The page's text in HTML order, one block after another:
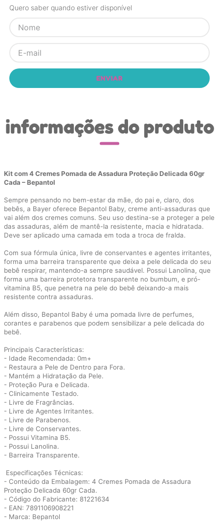
Quero saber quando estiver disponível
ENVIAR
informações do produto
Kit com 4 Cremes Pomada de Assadura Proteção Delicada 60gr
Cada – Bepantol
Sempre pensando no bem-estar da mãe, do pai e, claro, dos
bebês, a Bayer oferece Bepantol Baby, creme anti-assaduras que
vai além dos cremes comuns. Seu uso destina-se a proteger a pele
das assaduras, além de mantê-la resistente, macia e hidratada.
Deve ser aplicado uma camada em toda a troca de fralda.
Com sua fórmula única, livre de conservantes e agentes irritantes,
forma uma barreira transparente que deixa a pele delicada do seu
bebê respirar, mantendo-a sempre saudável. Possui Lanolina, que
forma uma barreira protetora transparente no bumbum, e pró-
vitamina B5, que penetra na pele do bebê deixando-a mais
resistente contra assaduras.
Além disso, Bepantol Baby é uma pomada livre de perfumes,
corantes e parabenos que podem sensibilizar a pele delicada do
bebê.
Principais Características:
- Idade Recomendada: 0m+
- Restaura a Pele de Dentro para Fora.
- Mantém a Hidratação da Pele.
- Proteção Pura e Delicada.
- Clinicamente Testado.
- Livre de Fragrâncias.
- Livre de Agentes Irritantes.
- Livre de Parabenos.
- Livre de Conservantes.
- Possui Vitamina B5.
- Possui Lanolina.
- Barreira Transparente.
Especificações Técnicas:
- Conteúdo da Embalagem: 4 Cremes Pomada de Assadura
Proteção Delicada 60gr Cada.
- Código do Fabricante: 81221634
- EAN: 7891106908221
- Marca: Bepantol
9º
brinquedo banho
10º brinquedo